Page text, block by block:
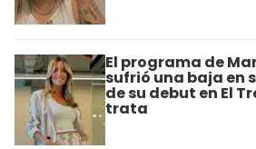
El programa de
sufrió una baja en
de su debut en El
trata